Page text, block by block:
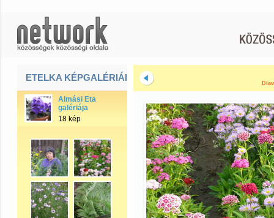
ETELKA KÉPGALÉRIÁI
Almási Eta
galériája
18 kép